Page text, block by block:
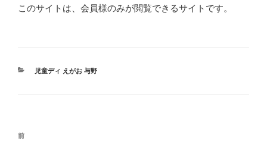
このサイトは、会員様のみが閲覧できるサイトです。
カ
児童ディ えがお 与野
投
過
前